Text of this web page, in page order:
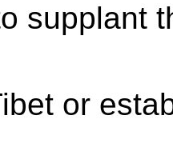
supplant
or